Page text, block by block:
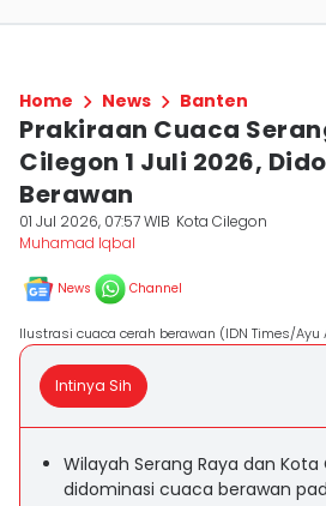
Home News Banten
Prakiraan Cuaca
Cilegon 1 Juli 2026,
Berawan
01 Jul 2026, 07:57 WIB Kota Cilegon
Muhamad Iqbal
News Channel
Ilustrasi cuaca cerah berawan (IDN Times/Ayu
Intinya Sih
Wilayah Serang Raya dan
didominasi cuaca berawan